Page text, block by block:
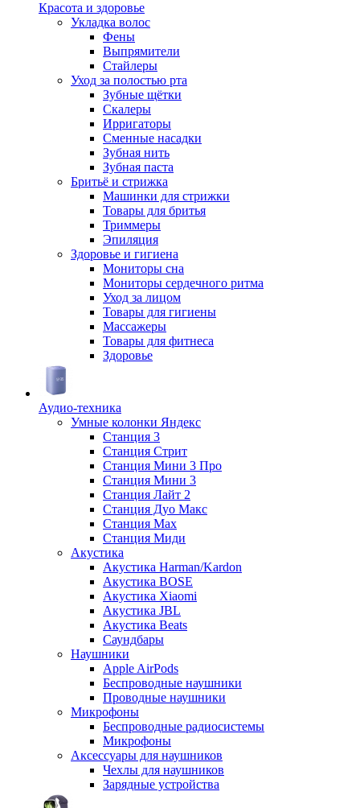
Красота и здоровье
Укладка волос
Фены
Выпрямители
Стайлеры
Уход за полостью рта
Зубные щётки
Скалеры
Ирригаторы
Сменные насадки
Зубная нить
Зубная паста
Бритьё и стрижка
Машинки для стрижки
Товары для бритья
Триммеры
Эпиляция
Здоровье и гигиена
Мониторы сна
Мониторы сердечного ритма
Уход за лицом
Товары для гигиены
Массажеры
Товары для фитнеса
Здоровье
Аудио-техника
Умные колонки Яндекс
Станция 3
Станция Стрит
Станция Мини 3 Про
Станция Мини 3
Станция Лайт 2
Станция Дуо Макс
Станция Max
Станция Миди
Акустика
Акустика Harman/Kardon
Акустика BOSE
Акустика Xiaomi
Акустика JBL
Акустика Beats
Саундбары
Наушники
Apple AirPods
Беспроводные наушники
Проводные наушники
Микрофоны
Беспроводные радиосистемы
Микрофоны
Аксессуары для наушников
Чехлы для наушников
Зарядные устройства